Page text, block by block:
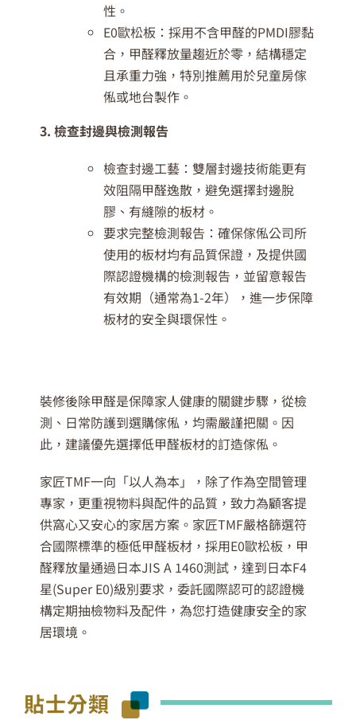
性。
E0歐松板：採用不含甲醛的PMDI膠黏
合，甲醛釋放量趨近於零，結構穩定
且承重力強，特別推薦用於兒童房傢
俬或地台製作。
3. 檢查封邊與檢測報告
檢查封邊工藝：雙層封邊技術能更有
效阻隔甲醛逸散，避免選擇封邊脫
膠、有縫隙的板材。
要求完整檢測報告：確保傢俬公司所
使用的板材均有品質保證，及提供國
際認證機構的檢測報告，並留意報告
有效期（通常為1-2年），進一步保障
板材的安全與環保性。
裝修後除甲醛是保障家人健康的關鍵步驟，從檢
測、日常防護到選購傢俬，均需嚴謹把關。因
此，建議優先選擇低甲醛板材的訂造傢俬。
家匠TMF一向「以人為本」，除了作為空間管理
專家，更重視物料與配件的品質，致力為顧客提
供窩心又安心的家居方案。家匠TMF嚴格篩選符
合國際標準的極低甲醛板材，採用E0歐松板，甲
醛釋放量通過日本JIS A 1460測試，達到日本F4
星(Super E0)級別要求，委託國際認可的認證機
構定期抽檢物料及配件，為您打造健康安全的家
居環境。
貼士分類